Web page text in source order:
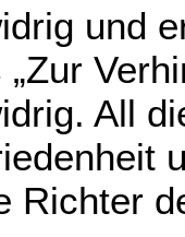
und
All
Richter